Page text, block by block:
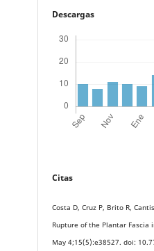
Descargas
Citas
Costa D, Cruz P, Brito R,
Rupture of the Plantar Fascia
May 4;15(5):e38527. doi: